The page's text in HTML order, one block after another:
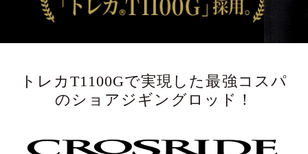
CUSTOMER
CATALOGUE
MAJOR CRAFT FACTORY
トレカT1100Gで実現した最強コスパ
のショアジギングロッド！